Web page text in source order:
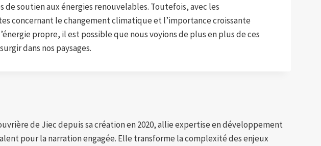
de soutien aux énergies renouvelables. Toutefois, avec les
concernant le changement climatique et l’importance croissante
propre, il est possible que nous voyions de plus en plus de ces
dans nos paysages.
de Jiec depuis sa création en 2020, allie expertise en développement
pour la narration engagée. Elle transforme la complexité des enjeux